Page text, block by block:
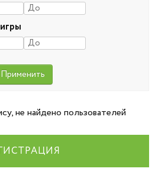
не найдено пользователей